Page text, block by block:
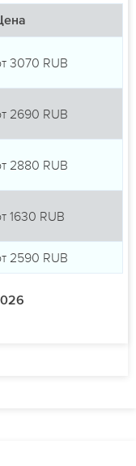
3070 RUB
2690 RUB
2880 RUB
1630 RUB
2590 RUB